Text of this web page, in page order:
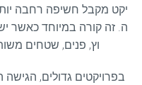
יקט מקבל חשיפה רחבה
ה. זה קורה במיוחד כאשר
וץ, פנים, שטחים